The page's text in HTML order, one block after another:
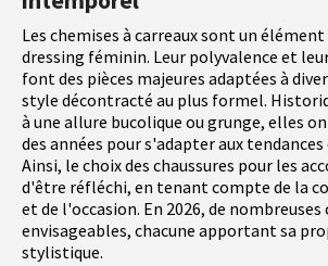
Les chemises à carreaux sont un
dressing féminin. Leur polyvalence et
font des pièces majeures adaptées à
style décontracté au plus formel.
à une allure bucolique ou grunge, elles
des années pour s'adapter aux
Ainsi, le choix des chaussures pour les
d'être réfléchi, en tenant compte de la
et de l'occasion. En 2026, de
envisageables, chacune apportant sa
stylistique.